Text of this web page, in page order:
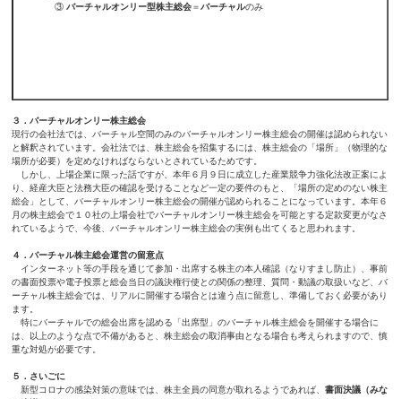
③バーチャルオンリー型株主総会＝バーチャルのみ
３．バーチャルオンリー株主総会
現行の会社法では、バーチャル空間のみのバーチャルオンリー株主総会の開催は認められない
と解釈されています。会社法では、株主総会を招集するには、株主総会の「場所」（物理的な
場所が必要）を定めなければならないとされているためです。
しかし、上場企業に限った話ですが、本年６月９日に成立した産業競争力強化法改正案によ
り、経産大臣と法務大臣の確認を受けることなど一定の要件のもと、「場所の定めのない株主
総会」として、バーチャルオンリー株主総会の開催が認められることになっています。本年６
月の株主総会で１０社の上場会社でバーチャルオンリー株主総会を可能とする定款変更がなさ
れているようで、今後、バーチャルオンリー株主総会の実例も出てくると思われます。
４．バーチャル株主総会運営の留意点
インターネット等の手段を通じて参加・出席する株主の本人確認（なりすまし防止）、事前
の書面投票や電子投票と総会当日の議決権行使との関係の整理、質問・動議の取扱いなど、バ
ーチャル株主総会では、リアルに開催する場合とは違う点に留意し、準備しておく必要があり
ます。
特にバーチャルでの総会出席を認める「出席型」のバーチャル株主総会を開催する場合に
は、以上のような点で不備があると、株主総会の取消事由となる場合も考えられますので、慎
重な対処が必要です。
５．さいごに
新型コロナの感染対策の意味では、株主全員の同意が取れるようであれば、書面決議（みな